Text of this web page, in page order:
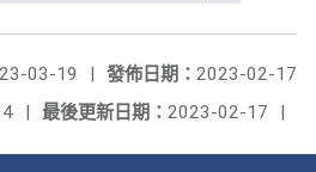
發佈日期： 2023-02-17
03-19
|
最後更新日期： 2023-02-17 |
|